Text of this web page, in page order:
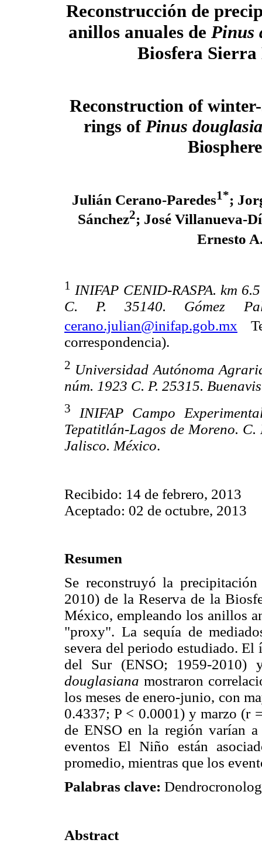
Reconstrucción de
anillos anuales de Pinus
Biosfera Sierra
Reconstruction of
rings of Pinus
Julián Cerano-Paredes1*;
Sánchez2; José Villanueva-
Ernesto
1 INIFAP CENID-RASPA. km
C. P. 35140. Gómez
cerano.julian@inifap.gob.mx
correspondencia).
2 Universidad Autónoma
núm. 1923 C. P. 25315.
3
INIFAP Campo
Tepatitlán-Lagos de Moreno.
Jalisco. México.
Recibido: 14 de febrero, 2013
Aceptado: 02 de octubre, 2013
Resumen
Se reconstruyó la
2010) de la Reserva de la
México, empleando los anillos
"proxy". La sequía de
severa del periodo estudiado.
del Sur (ENSO; 1959-
douglasiana mostraron
los meses de enero-junio, con
0.4337; P < 0.0001) y marzo (r
de ENSO en la región varían
eventos El Niño están
promedio, mientras que los
Palabras clave:
Abstract